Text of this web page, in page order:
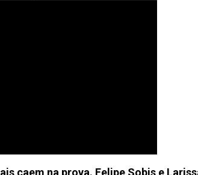
caem na prova. Felipe Sobis e